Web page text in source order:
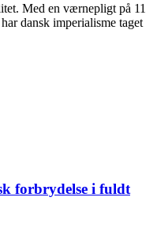
Med en værnepligt på 11
dansk imperialisme taget
forbrydelse i fuldt